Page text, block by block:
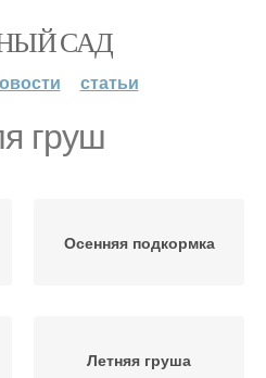
САД
статьи
груш
Осенняя подкормка
Летняя груша